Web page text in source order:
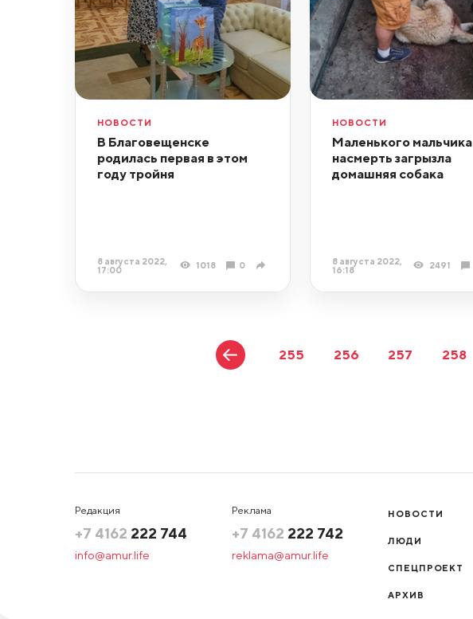
НОВОСТИ
В Благовещенске
родилась первая в этом
году тройня
8 августа 2022,
17:00
1018 0
НОВОСТИ
Маленького мальчика
насмерть загрызла
домашняя собака
8 августа 2022,
16:18
2491
255 256 257 258
Редакция
+7 4162 222 744
info@amur.life
Реклама
+7 4162 222 742
reklama@amur.life
НОВОСТИ
ЛЮДИ
СПЕЦПРОЕКТ
АРХИВ